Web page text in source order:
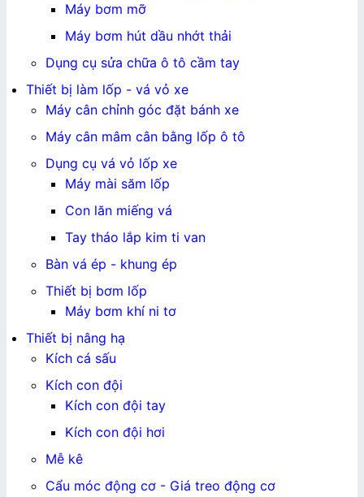
Máy bơm mỡ
Máy bơm hút dầu nhớt thải
Dụng cụ sửa chữa ô tô cầm tay
Thiết bị làm lốp - vá vỏ xe
Máy cân chỉnh góc đặt bánh xe
Máy cân mâm cân bằng lốp ô tô
Dụng cụ vá vỏ lốp xe
Máy mài săm lốp
Con lăn miếng vá
Tay tháo lắp kim ti van
Bàn vá ép - khung ép
Thiết bị bơm lốp
Máy bơm khí ni tơ
Thiết bị nâng hạ
Kích cá sấu
Kích con đội
Kích con đội tay
Kích con đội hơi
Mễ kê
Cẩu móc động cơ - Giá treo động cơ